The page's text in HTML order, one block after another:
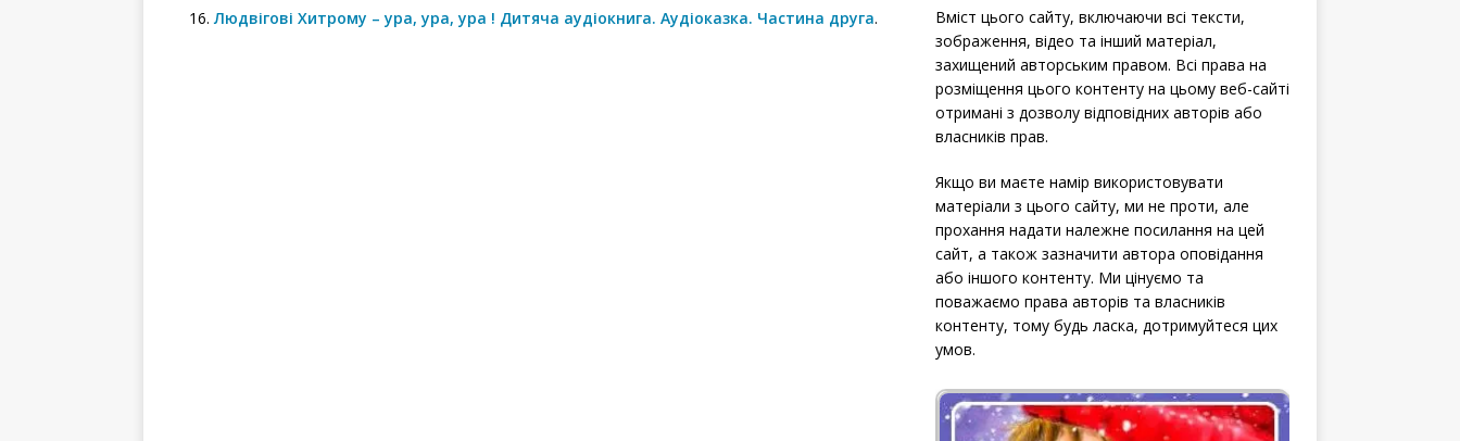
Людвігові Хитрому – ура, ура, ура ! Дитяча аудіокнига. Аудіоказка. Частина друга.
Вміст цього сайту, включаючи всі тексти,
зображення, відео та інший матеріал,
захищений авторським правом. Всі права на
розміщення цього контенту на цьому веб-сайті
отримані з дозволу відповідних авторів або
власників прав.
Якщо ви маєте намір використовувати
матеріали з цього сайту, ми не проти, але
прохання надати належне посилання на цей
сайт, а також зазначити автора оповідання
або іншого контенту. Ми цінуємо та
поважаємо права авторів та власників
контенту, тому будь ласка, дотримуйтеся цих
умов.